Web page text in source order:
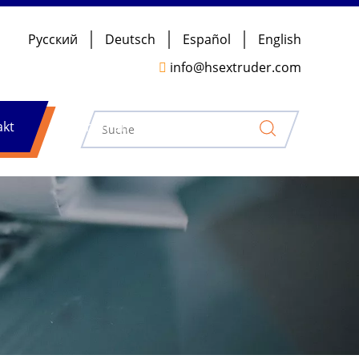
Pусский Deutsch Español English
 info@hsextruder.com
Nachrichten